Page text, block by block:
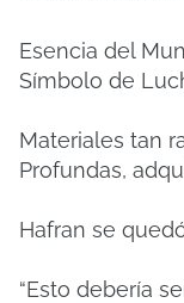
Esencia del
Símbolo de
Materiales tan
Profundas,
Hafran se
“Esto debería